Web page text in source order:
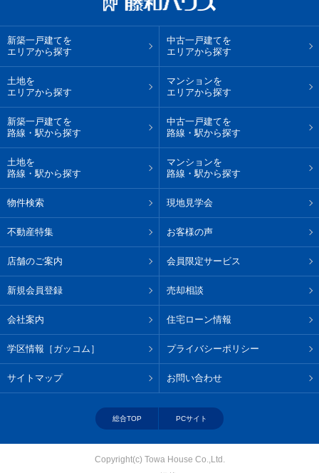
新築一戸建てを
エリアから探す
中古一戸建てを
エリアから探す
土地を
エリアから探す
マンションを
エリアから探す
新築一戸建てを
路線・駅から探す
中古一戸建てを
路線・駅から探す
土地を
路線・駅から探す
マンションを
路線・駅から探す
物件検索 現地見学会
不動産特集 お客様の声
店舗のご案内 会員限定サービス
新規会員登録 売却相談
会社案内 住宅ローン情報
学区情報［ガッコム］ プライバシーポリシー
サイトマップ お問い合わせ
総合TOP PCサイト
Copyright(c) Towa House Co.,Ltd.